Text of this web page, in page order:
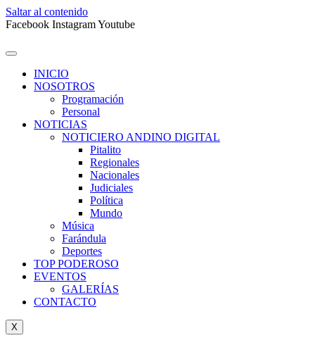
Saltar al contenido
Facebook InstagramYoutube
INICIO
NOSOTROS
Programación
Personal
NOTICIAS
NOTICIERO ANDINO DIGITAL
Pitalito
Regionales
Nacionales
Judiciales
Política
Mundo
Música
Farándula
Deportes
TOP PODEROSO
EVENTOS
GALERÍAS
CONTACTO
X